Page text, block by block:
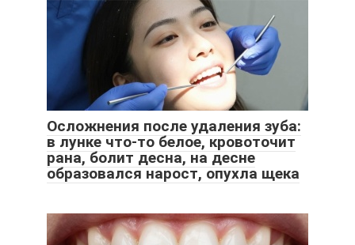
Осложнения после удаления зуба:
в лунке что-то белое, кровоточит
рана, болит десна, на десне
образовался нарост, опухла щека